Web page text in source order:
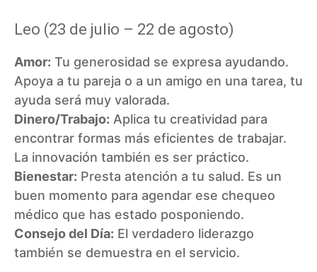
Leo (23 de julio – 22 de agosto)
Amor: Tu generosidad se expresa ayudando.
Apoya a tu pareja o a un amigo en una tarea, tu
ayuda será muy valorada.
Dinero/Trabajo: Aplica tu creatividad para
encontrar formas más eficientes de trabajar.
La innovación también es ser práctico.
Bienestar: Presta atención a tu salud. Es un
buen momento para agendar ese chequeo
médico que has estado posponiendo.
Consejo del Día: El verdadero liderazgo
también se demuestra en el servicio.